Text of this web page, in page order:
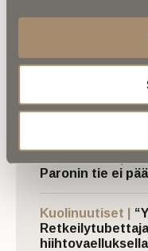
Luetuimmat
Kalenterista | Ior
Paronin tie ei
Kuolinuutiset |